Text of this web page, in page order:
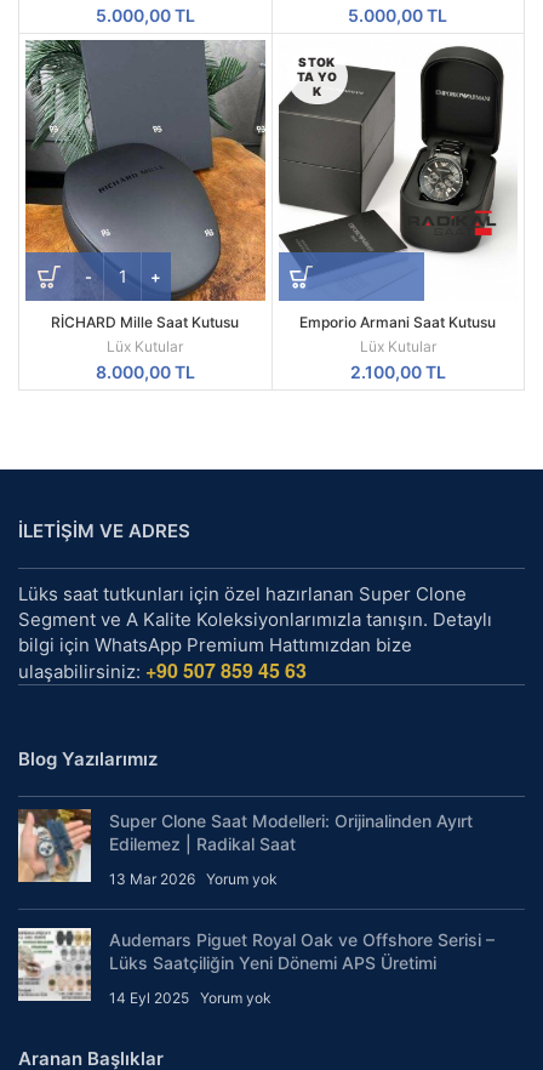
5.000,00TL 5.000,00TL
RİCHARD Mille Saat Kutusu
Lüx Kutular
8.000,00TL
STOK
TA YO
K
Emporio Armani Saat Kutusu
Sertifika’lı
Lüx Kutular
2.100,00TL
İLETİŞİM VE ADRES
Lüks saat tutkunları için özel hazırlanan Super Clone
Segment ve A Kalite Koleksiyonlarımızla tanışın. Detaylı
bilgi için WhatsApp Premium Hattımızdan bize
ulaşabilirsiniz: +90 507 859 45 63
Blog Yazılarımız
Super Clone Saat Modelleri: Orijinalinden Ayırt
Edilemez | Radikal Saat
13 Mar 2026 Yorum yok
Audemars Piguet Royal Oak ve Offshore Serisi –
Lüks Saatçiliğin Yeni Dönemi APS Üretimi
14 Eyl 2025 Yorum yok
Aranan Başlıklar